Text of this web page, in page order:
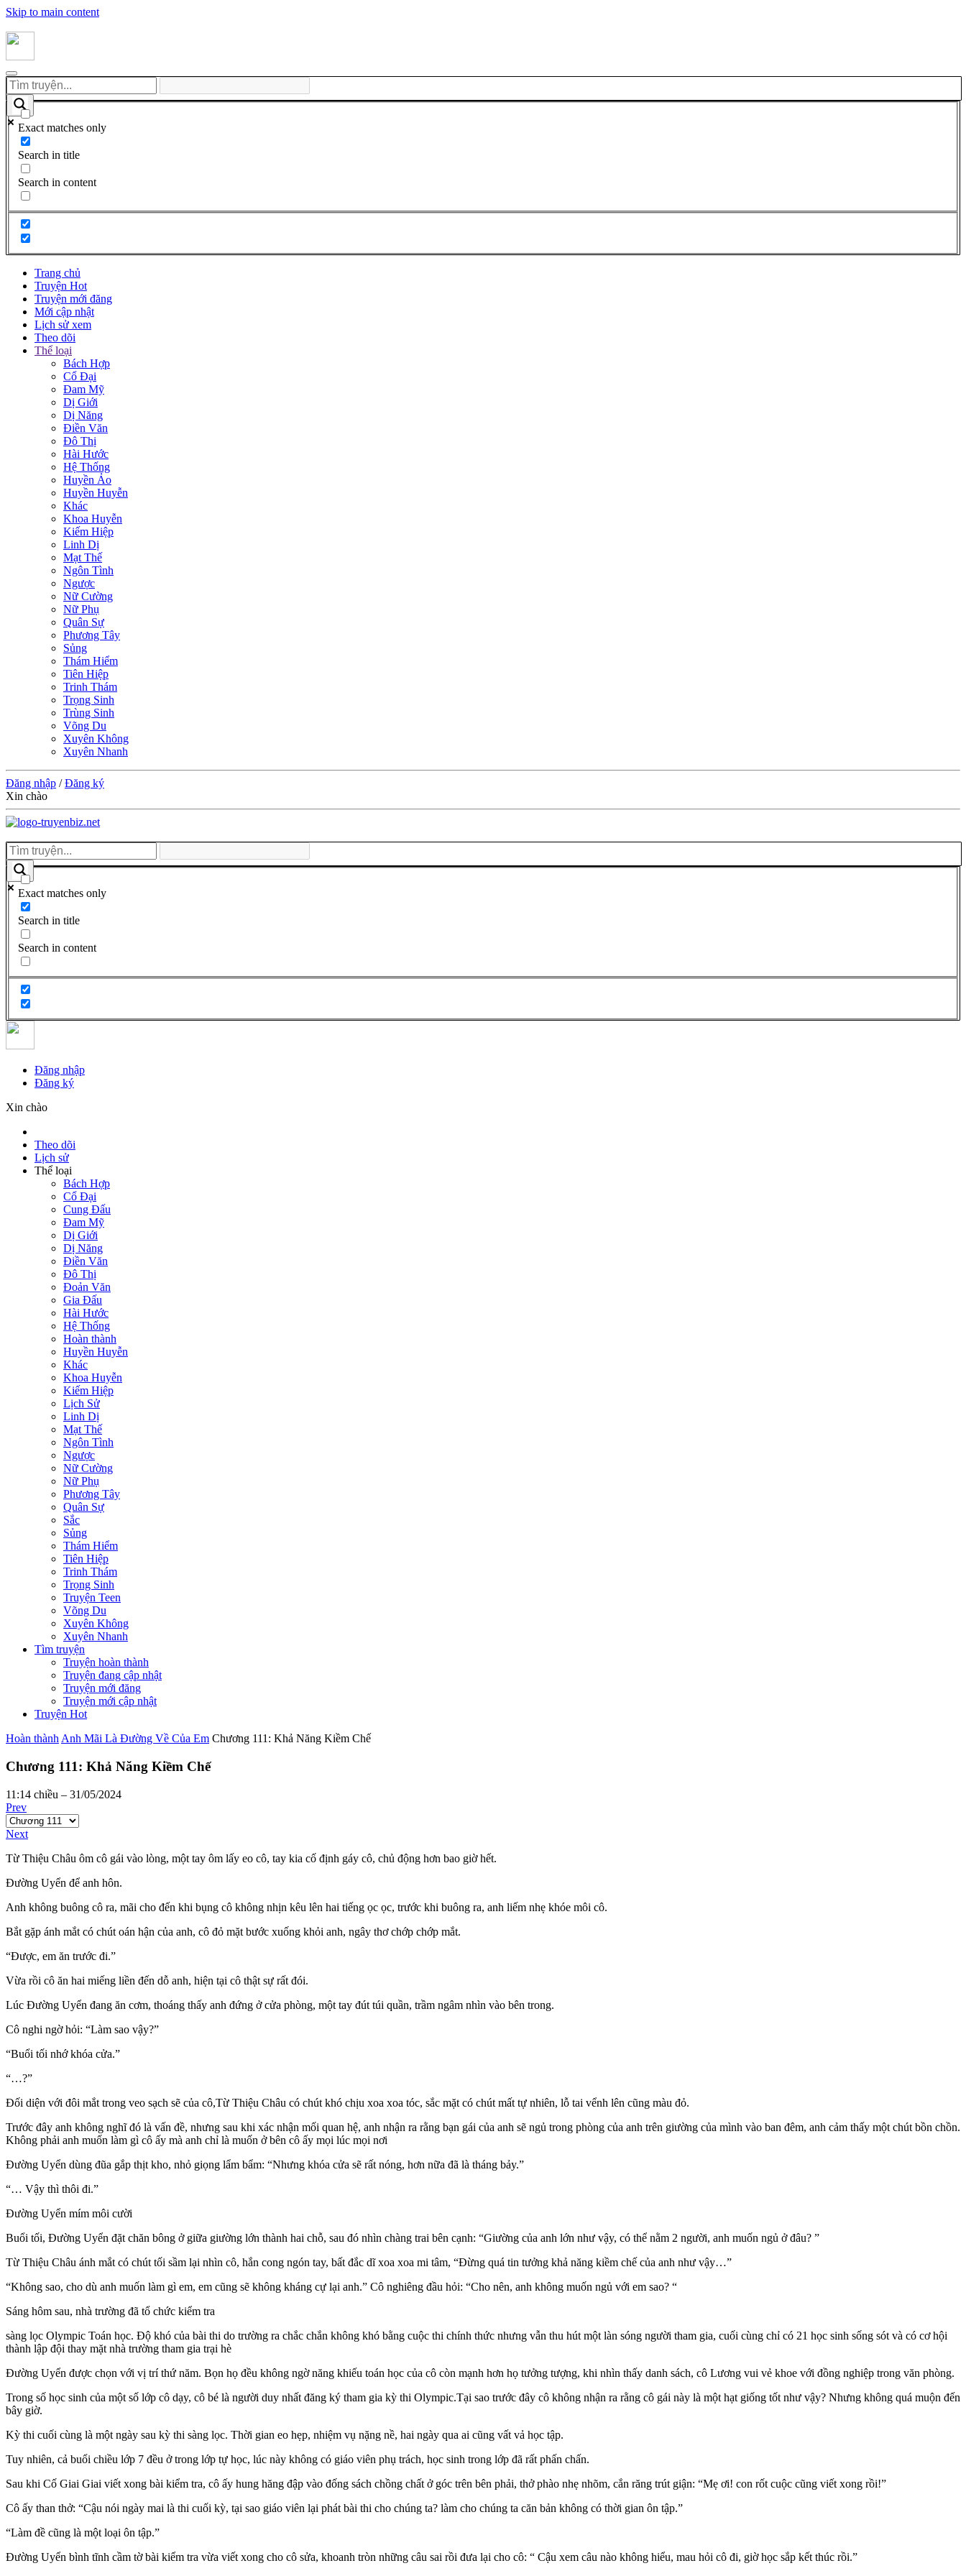
Skip to main content
Exact matches only
Search in title
Search in content
Trang chủ
Truyện Hot
Truyện mới đăng
Mới cập nhật
Lịch sử xem
Theo dõi
Thể loại
Bách Hợp
Cổ Đại
Đam Mỹ
Dị Giới
Dị Năng
Điền Văn
Đô Thị
Hài Hước
Hệ Thống
Huyền Ảo
Huyền Huyễn
Khác
Khoa Huyễn
Kiếm Hiệp
Linh Dị
Mạt Thế
Ngôn Tình
Ngược
Nữ Cường
Nữ Phụ
Quân Sự
Phương Tây
Sủng
Thám Hiểm
Tiên Hiệp
Trinh Thám
Trọng Sinh
Trùng Sinh
Võng Du
Xuyên Không
Xuyên Nhanh
Đăng nhập /Đăng ký
Xin chào
Exact matches only
Search in title
Search in content
Đăng nhập
Đăng ký
Xin chào
Theo dõi
Lịch sử
Thể loại
Bách Hợp
Cổ Đại
Cung Đấu
Đam Mỹ
Dị Giới
Dị Năng
Điền Văn
Đô Thị
Đoản Văn
Gia Đấu
Hài Hước
Hệ Thống
Hoàn thành
Huyền Huyễn
Khác
Khoa Huyễn
Kiếm Hiệp
Lịch Sử
Linh Dị
Mạt Thế
Ngôn Tình
Ngược
Nữ Cường
Nữ Phụ
Phương Tây
Quân Sự
Sắc
Sủng
Thám Hiểm
Tiên Hiệp
Trinh Thám
Trọng Sinh
Truyện Teen
Võng Du
Xuyên Không
Xuyên Nhanh
Tìm truyện
Truyện hoàn thành
Truyện đang cập nhật
Truyện mới đăng
Truyện mới cập nhật
Truyện Hot
Hoàn thành Anh Mãi Là Đường Về Của Em Chương 111: Khả Năng Kiềm Chế
Chương 111: Khả Năng Kiềm Chế
11:14 chiều – 31/05/2024
Prev
Next
Từ Thiệu Châu ôm cô gái vào lòng, một tay ôm lấy eo cô, tay kia cố định gáy cô, chủ động hơn bao giờ hết.
Đường Uyển để anh hôn.
Anh không buông cô ra, mãi cho đến khi bụng cô không nhịn kêu lên hai tiếng ọc ọc, trước khi buông ra, anh liếm nhẹ khóe môi cô.
Bắt gặp ánh mắt có chút oán hận của anh, cô đỏ mặt bước xuống khỏi anh, ngây thơ chớp chớp mắt.
“Được, em ăn trước đi.”
Vừa rồi cô ăn hai miếng liền đến dỗ anh, hiện tại cô thật sự rất đói.
Lúc Đường Uyển đang ăn cơm, thoáng thấy anh đứng ở cửa phòng, một tay đút túi quần, trầm ngâm nhìn vào bên trong.
Cô nghi ngờ hỏi: “Làm sao vậy?”
“Buổi tối nhớ khóa cửa.”
“…?”
Đối diện với đôi mắt trong veo sạch sẽ của cô,Từ Thiệu Châu có chút khó chịu xoa xoa tóc, sắc mặt có chút mất tự nhiên, lỗ tai vểnh lên cũng màu đỏ.
Trước đây anh không nghĩ đó là vấn đề, nhưng sau khi xác nhận mối quan hệ, anh nhận ra rằng bạn gái của anh sẽ ngủ trong phòng của anh trên giường của mình vào ban đêm, anh cảm thấy một chút bồn chồn.
Không phải anh muốn làm gì cô ấy mà anh chỉ là muốn ở bên cô ấy mọi lúc mọi nơi
Đường Uyển dùng đũa gắp thịt kho, nhỏ giọng lẩm bẩm: “Nhưng khóa cửa sẽ rất nóng, hơn nữa đã là tháng bảy.”
“… Vậy thì thôi đi.”
Đường Uyển mím môi cười
Buổi tối, Đường Uyển đặt chăn bông ở giữa giường lớn thành hai chỗ, sau đó nhìn chàng trai bên cạnh: “Giường của anh lớn như vậy, có thể nằm 2 người, anh muốn ngủ ở đâu? ”
Từ Thiệu Châu ánh mắt có chút tối sầm lại nhìn cô, hắn cong ngón tay, bất đắc dĩ xoa xoa mi tâm, “Đừng quá tin tưởng khả năng kiềm chế của anh như vậy…”
“Không sao, cho dù anh muốn làm gì em, em cũng sẽ không kháng cự lại anh.” Cô nghiêng đầu hỏi: “Cho nên, anh không muốn ngủ với em sao? “
Sáng hôm sau, nhà trường đã tổ chức kiểm tra
sàng lọc Olympic Toán học. Độ khó của bài thi do trường ra chắc chắn không khó bằng cuộc thi chính thức nhưng vẫn thu hút một làn sóng người tham gia, cuối cùng chỉ có 21 học sinh sống sót và có cơ hội
thành lập đội thay mặt nhà trường tham gia trại hè
Đường Uyển được chọn với vị trí thứ năm. Bọn họ đều không ngờ năng khiếu toán học của cô còn mạnh hơn họ tưởng tượng, khi nhìn thấy danh sách, cô Lương vui vẻ khoe với đồng nghiệp trong văn phòng.
Trong số học sinh của một số lớp cô dạy, cô bé là người duy nhất đăng ký tham gia kỳ thi Olympic.Tại sao trước đây cô không nhận ra rằng cô gái này là một hạt giống tốt như vậy? Nhưng không quá muộn đến
bây giờ.
Kỳ thi cuối cùng là một ngày sau kỳ thi sàng lọc. Thời gian eo hẹp, nhiệm vụ nặng nề, hai ngày qua ai cũng vất vả học tập.
Tuy nhiên, cả buổi chiều lớp 7 đều ở trong lớp tự học, lúc này không có giáo viên phụ trách, học sinh trong lớp đã rất phấn chấn.
Sau khi Cố Giai Giai viết xong bài kiểm tra, cô ấy hung hăng đập vào đống sách chồng chất ở góc trên bên phải, thở phào nhẹ nhõm, cắn răng trút giận: “Mẹ ơi! con rốt cuộc cũng viết xong rồi!”
Cô ấy than thở: “Cậu nói ngày mai là thi cuối kỳ, tại sao giáo viên lại phát bài thi cho chúng ta? làm cho chúng ta căn bản không có thời gian ôn tập.”
“Làm đề cũng là một loại ôn tập.”
Đường Uyển bình tĩnh cầm tờ bài kiểm tra vừa viết xong cho cô sửa, khoanh tròn những câu sai rồi đưa lại cho cô: “ Cậu xem câu nào không hiểu, mau hỏi cô đi, giờ học sắp kết thúc rồi.”